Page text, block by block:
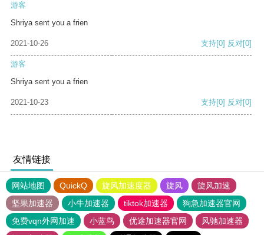
游客
Shriya sent you a frien
2021-10-26 支持[0] 反对[0]
游客
Shriya sent you a frien
2021-10-23 支持[0] 反对[0]
友情链接
网站地图 QuickQ 旋风加速度器 旋风
旋风加速
坚果加速器
小牛加速器 tiktok加速器
狗急加速器官网
免费vqn外网加速
小蓝鸟 优途加速器官网
风驰加速器